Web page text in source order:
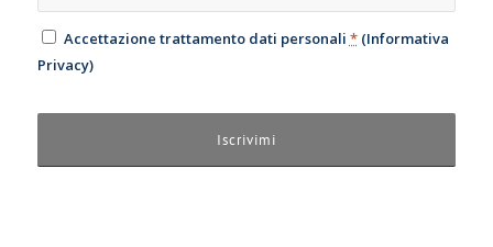
Accettazione trattamento dati personali *(Informativa
Privacy)